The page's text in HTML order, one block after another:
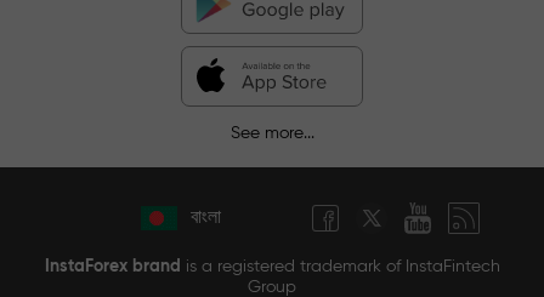
See more...
বাংলা
InstaForex brand is a registered trademark of InstaFintech
Group